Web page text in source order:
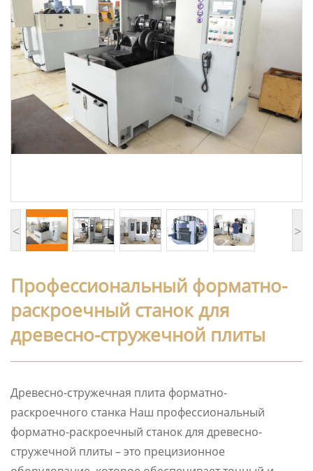
< >
Профессиональный форматно-
раскроечный станок для
древесно-стружечной плиты
Древесно-стружечная плита форматно-
раскроечного станка Наш профессиональный
форматно-раскроечный станок для древесно-
стружечной плиты – это прецизионное